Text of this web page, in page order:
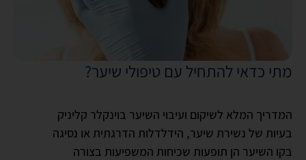
מתי כדאי להתחיל עם טיפולי שיער?
המדריך המלא לשיקום ועיבוי השיער בוינקלר קליניק
בעיות של נשירת שיער, הידלדלות הדרגתית או נסיגה
בקו השיער הן תופעות שכיחות המשפיעות בצורה